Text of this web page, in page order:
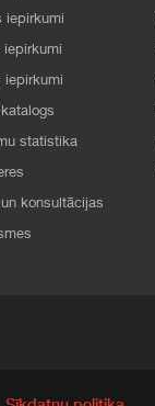
iepirkumi
iepirkumi
iepirkumi
statistika
konsultācijas